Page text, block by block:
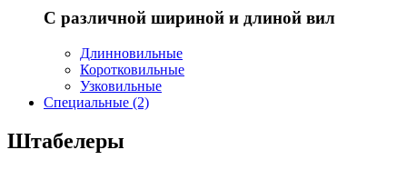
С различной шириной и длиной вил
Длинновильные
Коротковильные
Узковильные
Cпециальные (2)
Штабелеры